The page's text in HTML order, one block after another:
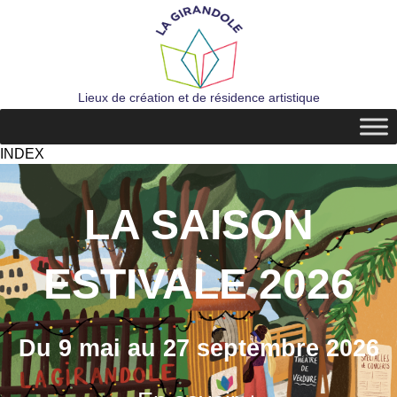
Lieux de création et de résidence artistique
INDEX
LA SAISON
ESTIVALE 2026
Du 9 mai au 27 septembre 2026